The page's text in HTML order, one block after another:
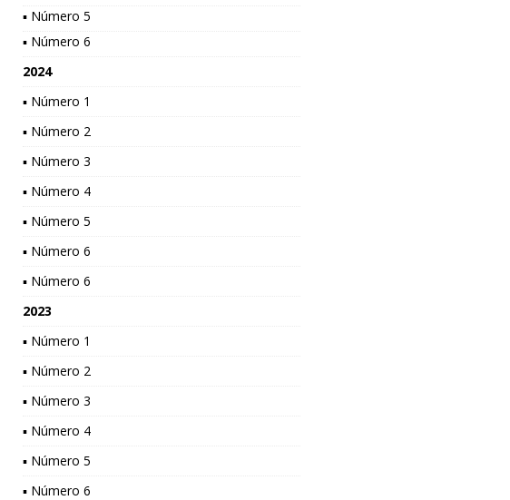
▪ Número 5
▪ Número 6
2024
▪ Número 1
▪ Número 2
▪ Número 3
▪ Número 4
▪ Número 5
▪ Número 6
▪ Número 6
2023
▪ Número 1
▪ Número 2
▪ Número 3
▪ Número 4
▪ Número 5
▪ Número 6